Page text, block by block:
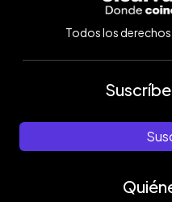
Todos los